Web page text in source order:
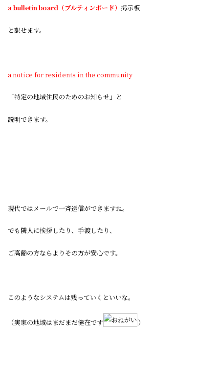
a bulletin board（ブルティンボード） 掲示板
と訳せます。
a notice for residents in the community
「特定の地域住民のためのお知らせ」と
説明できます。
現代ではメールで一斉送信ができますね。
でも隣人に挨拶したり、手渡したり、
ご高齢の方ならよりその方が安心です。
このようなシステムは残っていくといいな。
（実家の地域はまだまだ健在です ）